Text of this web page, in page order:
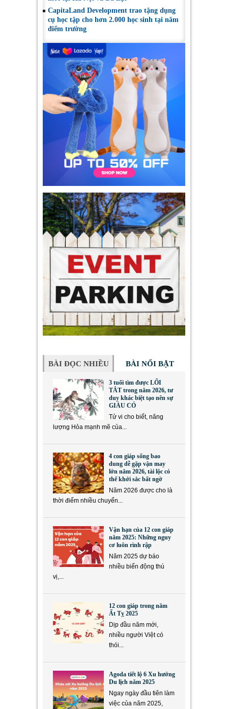
CapitaLand Development trao tặng dụng
cụ học tập cho hơn 2.000 học sinh tại năm
điểm trường
BÀI ĐỌC NHIỀU BÀI NỔI BẬT
3 tuổi tìm được LỐI
TẮT trong năm 2026, tư
duy khác biệt tạo nên sự
GIÀU CÓ
Tử vi cho biết, năng
lượng Hỏa mạnh mẽ của...
4 con giáp sống bao
dung dễ gặp vận may
lớn năm 2026, tài lộc có
thể khởi sắc bất ngờ
Năm 2026 được cho là
thời điểm nhiều chuyển...
Vận hạn của 12 con giáp
năm 2025: Những nguy
cơ luôn rình rập
Năm 2025 dự báo
nhiều biến động thú
vị,...
12 con giáp trong năm
Ất Tỵ 2025
Dịp đầu năm mới,
nhiều người Việt có
thói...
Agoda tiết lộ 6 Xu hướng
Du lịch năm 2025
Ngay ngày đầu tiên làm
việc của năm 2025,